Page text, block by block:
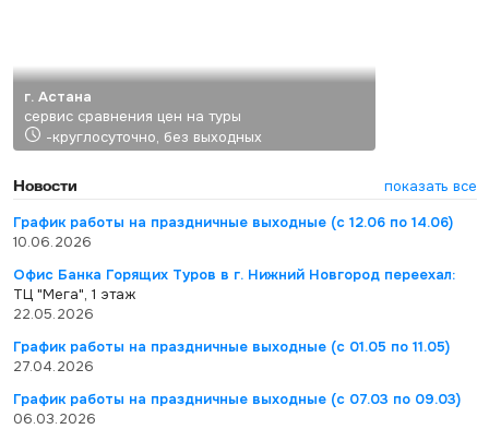
г. Астана
сервис сравнения цен на туры
-круглосуточно, без выходных
Новости
показать все
График работы на праздничные выходные (с 12.06 по 14.06)
10.06.2026
Офис Банка Горящих Туров в г. Нижний Новгород переехал:
ТЦ "Мега", 1 этаж
22.05.2026
График работы на праздничные выходные (с 01.05 по 11.05)
27.04.2026
График работы на праздничные выходные (с 07.03 по 09.03)
06.03.2026